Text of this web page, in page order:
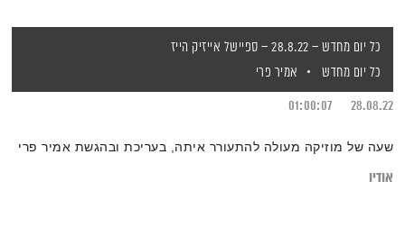
כל יום מחדש – 28.8.22 – ספיישל אייזיק הייז
כל יום מחדש
אמיר פרי
28.08.22
01:00:07
שעה של מוזיקה מעולה להתעורר איתה, בעריכת ובהגשת אמיר פרי
אודיו